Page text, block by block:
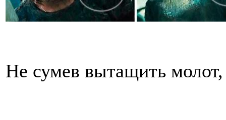
Не сумев вытащить молот,